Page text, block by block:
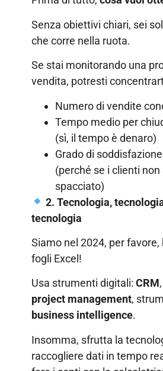
Senza obiettivi chiari, sei
che corre nella ruota.
Se stai monitorando una
vendita, potresti
Numero di vendite
Tempo medio per
(sì, il tempo è denaro)
Grado di
(perché se i clienti
spacciato)
2. Tecnologia,
tecnologia
Siamo nel 2024, per favore,
fogli Excel!
Usa strumenti digitali: CRM
project management,
business intelligence.
Insomma, sfrutta la
raccogliere dati in tempo